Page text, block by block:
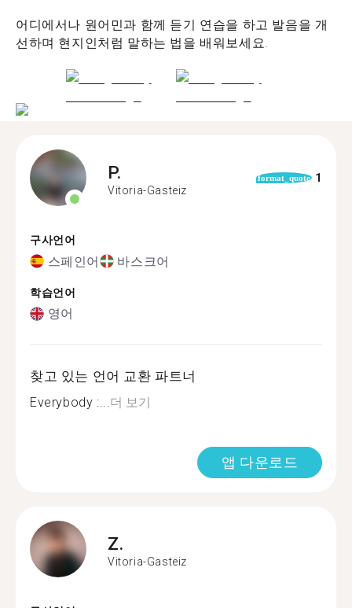
어디에서나 원어민과 함께 듣기 연습을 하고 발음을 개
선하며 현지인처럼 말하는 법을 배워보세요.
P.
Vitoria-Gasteiz
format_quote 1
구사언어
스페인어 바스크어
학습언어
영어
찾고 있는 언어 교환 파트너
Everybody :...더 보기
앱 다운로드
Z.
Vitoria-Gasteiz